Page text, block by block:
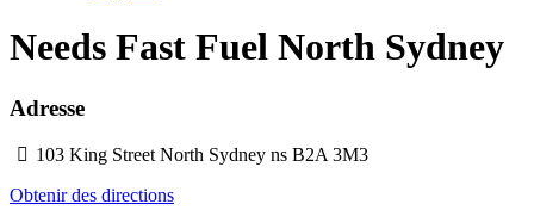
Needs Fast Fuel North Sydney
Adresse
103 King Street North Sydney ns B2A 3M3
Obtenir des directions